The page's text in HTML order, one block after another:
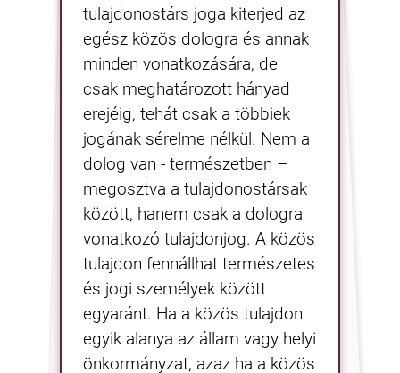
tulajdonostárs joga kiterjed az
egész közös dologra és annak
minden vonatkozására, de
csak meghatározott hányad
erejéig, tehát csak a többiek
jogának sérelme nélkül. Nem a
dolog van - természetben –
megosztva a tulajdonostársak
között, hanem csak a dologra
vonatkozó tulajdonjog. A közös
tulajdon fennállhat természetes
és jogi személyek között
egyaránt. Ha a közös tulajdon
egyik alanya az állam vagy helyi
önkormányzat, azaz ha a közös